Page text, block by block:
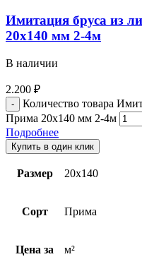
Имитация бруса из
20х140 мм 2-4м
В наличии
2.200 ₽
Количество товара
Прима 20х140 мм 2-4м
Подробнее
Купить в один клик
Размер 20х140
Сорт Прима
Цена за м²